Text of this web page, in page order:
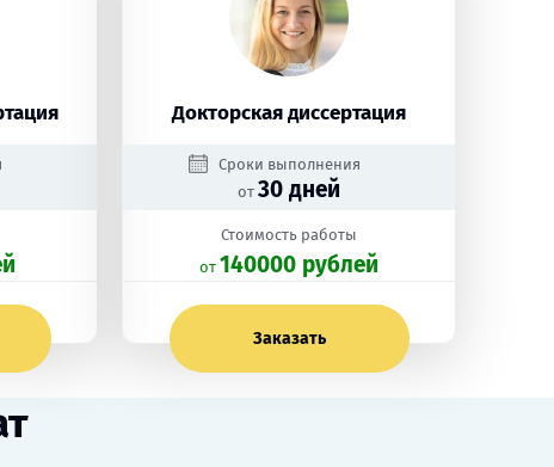
Докторская диссертация
Сроки выполнения
от 30 дней
Стоимость работы
oт 140000 рублей
Заказать